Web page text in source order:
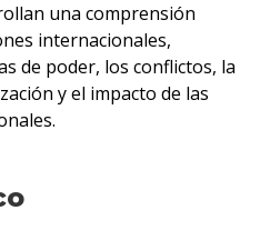
una comprensión
internacionales,
de poder, los conflictos, la
y el impacto de las